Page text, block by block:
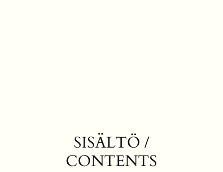
SISÄLTÖ /
CONTENTS